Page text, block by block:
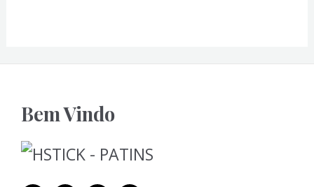
Bem Vindo